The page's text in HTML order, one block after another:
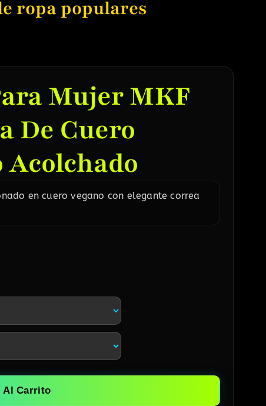
ropa populares
Mujer MKF
De Cuero
Acolchado
en cuero vegano con elegante correa
Al Carrito